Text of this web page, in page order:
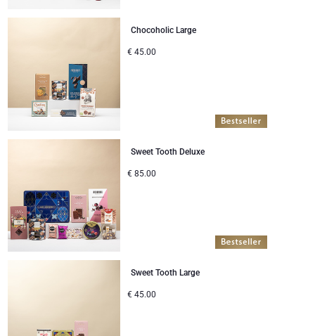
Chocoholic Large
€ 45.00
Sweet Tooth Deluxe
€ 85.00
Sweet Tooth Large
€ 45.00